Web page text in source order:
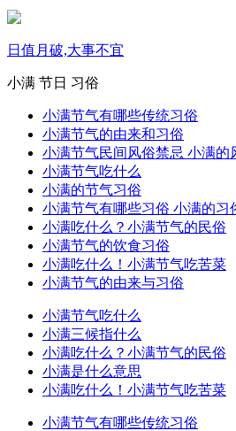
日值月破,大事不宜
小满 节日 习俗
小满节气有哪些传统习俗
小满节气的由来和习俗
小满节气民间风俗禁忌 小满的
小满节气吃什么
小满的节气习俗
小满节气有哪些习俗 小满的习
小满吃什么？小满节气的民俗
小满节气的饮食习俗
小满吃什么！小满节气吃苦菜
小满节气的由来与习俗
小满节气吃什么
小满三候指什么
小满吃什么？小满节气的民俗
小满是什么意思
小满吃什么！小满节气吃苦菜
小满节气有哪些传统习俗